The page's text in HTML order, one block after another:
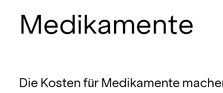
Medikamente
Die Kosten für Medikamente